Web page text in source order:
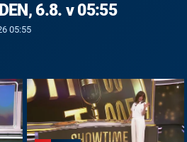
6.8. v 05:55
05:55